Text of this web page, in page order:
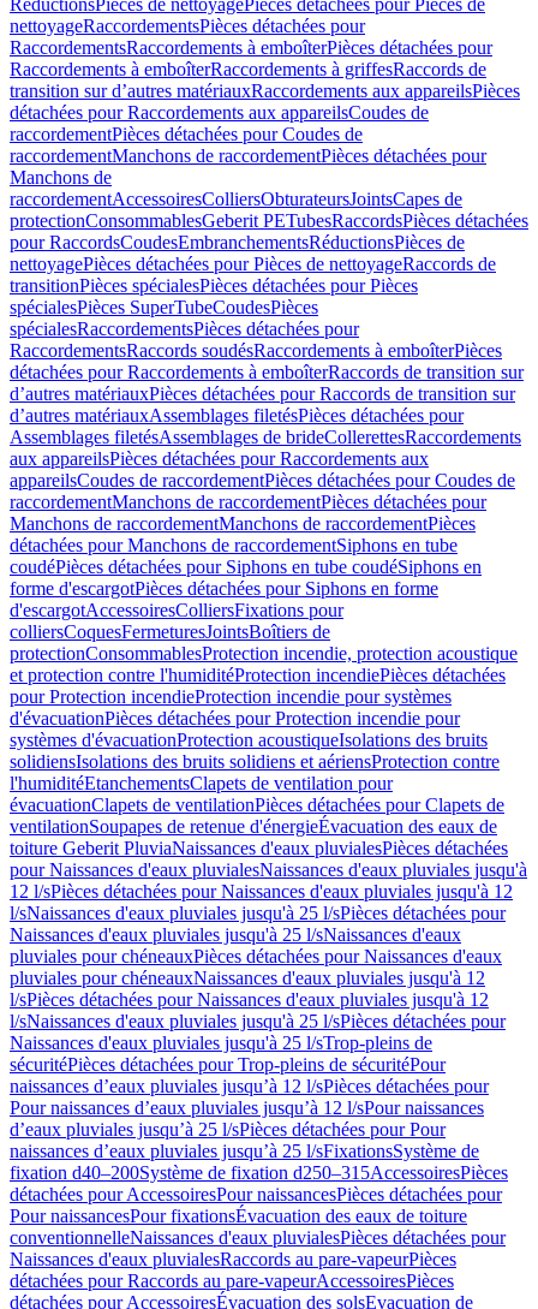
RéductionsPièces de nettoyagePièces détachées pour Pièces de
nettoyageRaccordementsPièces détachées pour
RaccordementsRaccordements à emboîterPièces détachées pour
Raccordements à emboîterRaccordements à griffesRaccords de
transition sur d’autres matériauxRaccordements aux appareilsPièces
détachées pour Raccordements aux appareilsCoudes de
raccordementPièces détachées pour Coudes de
raccordementManchons de raccordementPièces détachées pour
Manchons de
raccordementAccessoiresColliersObturateursJointsCapes de
protectionConsommablesGeberit PETubesRaccordsPièces détachées
pour RaccordsCoudesEmbranchementsRéductionsPièces de
nettoyagePièces détachées pour Pièces de nettoyageRaccords de
transitionPièces spécialesPièces détachées pour Pièces
spécialesPièces SuperTubeCoudesPièces
spécialesRaccordementsPièces détachées pour
RaccordementsRaccords soudésRaccordements à emboîterPièces
détachées pour Raccordements à emboîterRaccords de transition sur
d’autres matériauxPièces détachées pour Raccords de transition sur
d’autres matériauxAssemblages filetésPièces détachées pour
Assemblages filetésAssemblages de brideCollerettesRaccordements
aux appareilsPièces détachées pour Raccordements aux
appareilsCoudes de raccordementPièces détachées pour Coudes de
raccordementManchons de raccordementPièces détachées pour
Manchons de raccordementManchons de raccordementPièces
détachées pour Manchons de raccordementSiphons en tube
coudéPièces détachées pour Siphons en tube coudéSiphons en
forme d'escargotPièces détachées pour Siphons en forme
d'escargotAccessoiresColliersFixations pour
colliersCoquesFermeturesJointsBoîtiers de
protectionConsommablesProtection incendie, protection acoustique
et protection contre l'humiditéProtection incendiePièces détachées
pour Protection incendieProtection incendie pour systèmes
d'évacuationPièces détachées pour Protection incendie pour
systèmes d'évacuationProtection acoustiqueIsolations des bruits
solidiensIsolations des bruits solidiens et aériensProtection contre
l'humiditéEtanchementsClapets de ventilation pour
évacuationClapets de ventilationPièces détachées pour Clapets de
ventilationSoupapes de retenue d'énergieÉvacuation des eaux de
toiture Geberit PluviaNaissances d'eaux pluvialesPièces détachées
pour Naissances d'eaux pluvialesNaissances d'eaux pluviales jusqu'à
12 l/sPièces détachées pour Naissances d'eaux pluviales jusqu'à 12
l/sNaissances d'eaux pluviales jusqu'à 25 l/sPièces détachées pour
Naissances d'eaux pluviales jusqu'à 25 l/sNaissances d'eaux
pluviales pour chéneauxPièces détachées pour Naissances d'eaux
pluviales pour chéneauxNaissances d'eaux pluviales jusqu'à 12
l/sPièces détachées pour Naissances d'eaux pluviales jusqu'à 12
l/sNaissances d'eaux pluviales jusqu'à 25 l/sPièces détachées pour
Naissances d'eaux pluviales jusqu'à 25 l/sTrop-pleins de
sécuritéPièces détachées pour Trop-pleins de sécuritéPour
naissances d’eaux pluviales jusqu’à 12 l/sPièces détachées pour
Pour naissances d’eaux pluviales jusqu’à 12 l/sPour naissances
d’eaux pluviales jusqu’à 25 l/sPièces détachées pour Pour
naissances d’eaux pluviales jusqu’à 25 l/sFixationsSystème de
fixation d40–200Système de fixation d250–315AccessoiresPièces
détachées pour AccessoiresPour naissancesPièces détachées pour
Pour naissancesPour fixationsÉvacuation des eaux de toiture
conventionnelleNaissances d'eaux pluvialesPièces détachées pour
Naissances d'eaux pluvialesRaccords au pare-vapeurPièces
détachées pour Raccords au pare-vapeurAccessoiresPièces
détachées pour AccessoiresÉvacuation des solsEvacuation de